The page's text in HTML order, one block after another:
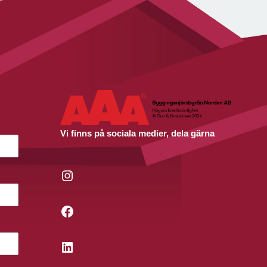
Vi finns på sociala medier, dela gärna
Instagram
Facebook
LinkedIn